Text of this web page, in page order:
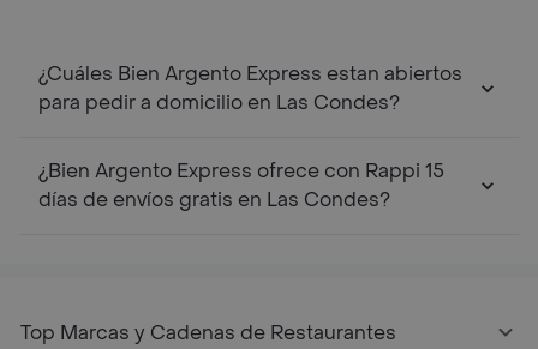
¿Cuáles Bien Argento Express estan abiertos
para pedir a domicilio en Las Condes?
¿Bien Argento Express ofrece con Rappi 15
días de envíos gratis en Las Condes?
Top Marcas y Cadenas de Restaurantes